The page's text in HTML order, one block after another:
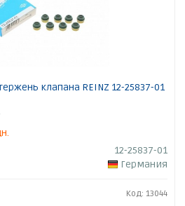
клапана REINZ 12-25837-01
12-25837-01
Германия
Код: 13044